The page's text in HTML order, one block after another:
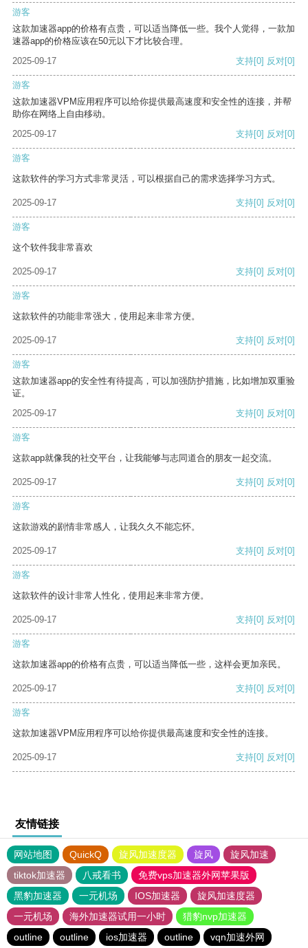
游客
这款加速器app的价格有点贵，可以适当降低一些。我个人觉得，一款加
速器app的价格应该在50元以下才比较合理。
2025-09-17
支持[0] 反对[0]
游客
这款加速器VPM应用程序可以给你提供最高速度和安全性的连接，并帮
助你在网络上自由移动。
2025-09-17
支持[0] 反对[0]
游客
这款软件的学习方式非常灵活，可以根据自己的需求选择学习方式。
2025-09-17 支持[0] 反对[0]
游客
这个软件我非常喜欢
2025-09-17 支持[0] 反对[0]
游客
这款软件的功能非常强大，使用起来非常方便。
2025-09-17 支持[0] 反对[0]
游客
这款加速器app的安全性有待提高，可以加强防护措施，比如增加双重验
证。
2025-09-17
支持[0] 反对[0]
游客
这款app就像我的社交平台，让我能够与志同道合的朋友一起交流。
2025-09-17 支持[0] 反对[0]
游客
这款游戏的剧情非常感人，让我久久不能忘怀。
2025-09-17 支持[0] 反对[0]
游客
这款软件的设计非常人性化，使用起来非常方便。
2025-09-17 支持[0] 反对[0]
游客
这款加速器app的价格有点贵，可以适当降低一些，这样会更加亲民。
2025-09-17 支持[0] 反对[0]
游客
这款加速器VPM应用程序可以给你提供最高速度和安全性的连接。
2025-09-17 支持[0] 反对[0]
友情链接
网站地图 QuickQ 旋风加速度器 旋风
旋风加速
tiktok加速器
八戒看书
免费vps加速器外网苹果版
黑豹加速器
一元机场 IOS加速器
旋风加速度器
一元机场
海外加速器试用一小时
猎豹nvp加速器
outline
outline ios加速器 outline vqn加速外网